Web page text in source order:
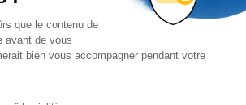
professionnel